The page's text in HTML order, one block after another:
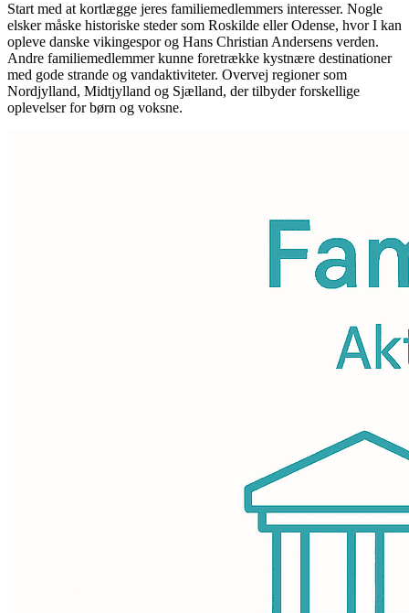
Start med at kortlægge jeres familiemedlemmers interesser. Nogle
elsker måske historiske steder som Roskilde eller Odense, hvor I kan
opleve danske vikingespor og Hans Christian Andersens verden.
Andre familiemedlemmer kunne foretrække kystnære destinationer
med gode strande og vandaktiviteter. Overvej regioner som
Nordjylland, Midtjylland og Sjælland, der tilbyder forskellige
oplevelser for børn og voksne.